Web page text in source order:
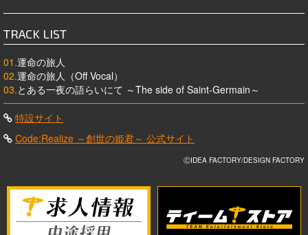
TRACK LIST
01.運命の旅人
02.運命の旅人（Off Vocal）
03.とある一夜の語らいにて ～The side of Saint-Germain～
特設サイト
Code:Realize ～創世の姫君～ 公式サイト
ⒸIDEA FACTORY/DESIGN FACTORY